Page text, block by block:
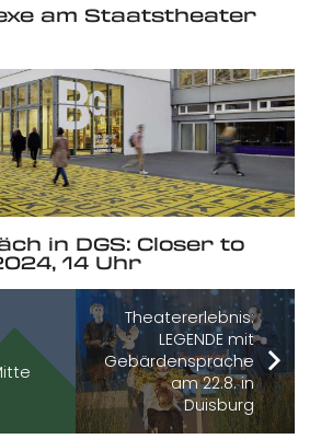
am Staatstheater
in DGS: Closer to
14 Uhr
Theatererlebnis:
LEGENDE mit
Gebärdensprache
am 22.8. in
Duisburg